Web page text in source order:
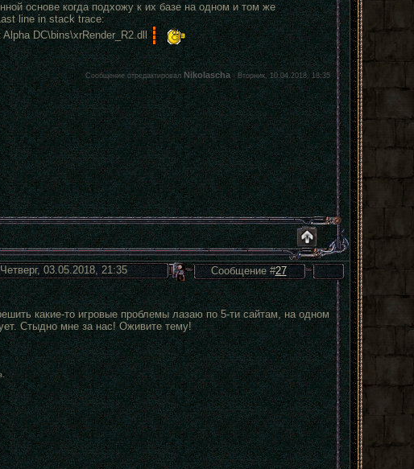
основе когда подхожу к их базе на одном и том же
line in stack trace:
DC\bins\xrRender_R2.dll
Сообщение отредактировалNikolascha-Вторник, 10.04.2018, 18:35
03.05.2018, 21:35 Сообщение #27
какие-то игровые проблемы лазаю по 5-ти сайтам, на одном
Стыдно мне за нас! Оживите тему!